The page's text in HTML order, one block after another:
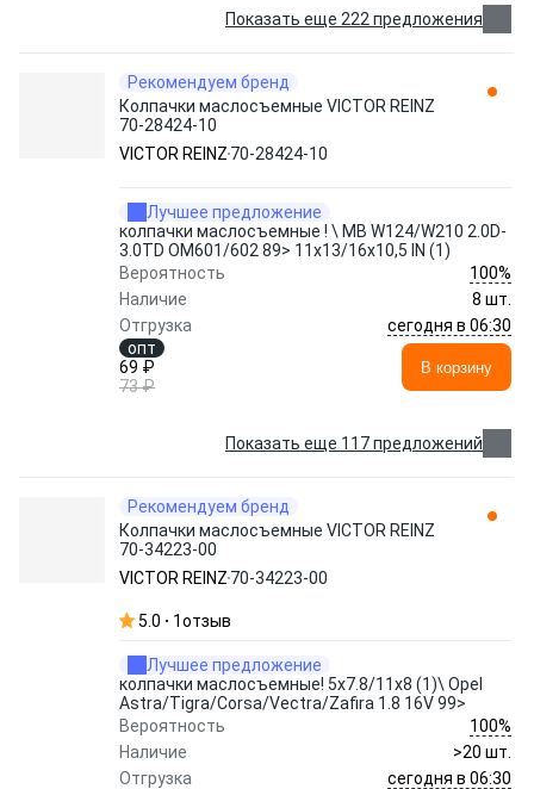
Показать еще 222 предложения
Рекомендуем бренд
Колпачки маслосъемные VICTOR REINZ
70-28424-10
VICTOR REINZ 70-28424-10
Лучшее предложение
колпачки маслосъемные ! \ MB W124/W210 2.0D-
3.0TD OM601/602 89> 11x13/16x10,5 IN (1)
Вероятность
100%
Наличие
8 шт.
Отгрузка
сегодня в 06:30
опт
69 ₽
73 ₽
В корзину
Показать еще 117 предложений
Рекомендуем бренд
Колпачки маслосъемные VICTOR REINZ
70-34223-00
VICTOR REINZ 70-34223-00
5.0 1отзыв
Лучшее предложение
колпачки маслосъемные! 5x7.8/11x8 (1)\ Opel
Astra/Tigra/Corsa/Vectra/Zafira 1.8 16V 99>
Вероятность
100%
Наличие
>20 шт.
Отгрузка
сегодня в 06:30